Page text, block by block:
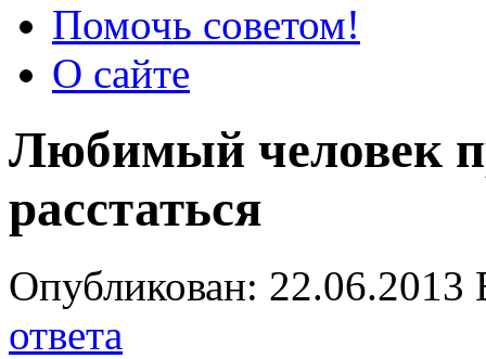
Помочь советом!
О сайте
Любимый человек
расстаться
Опубликован:
ответа